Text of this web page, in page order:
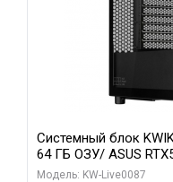
Системный блок
64 ГБ ОЗУ/ ASUS
256bit Type-C DP 2/ 1
Модель: KW-Live0087